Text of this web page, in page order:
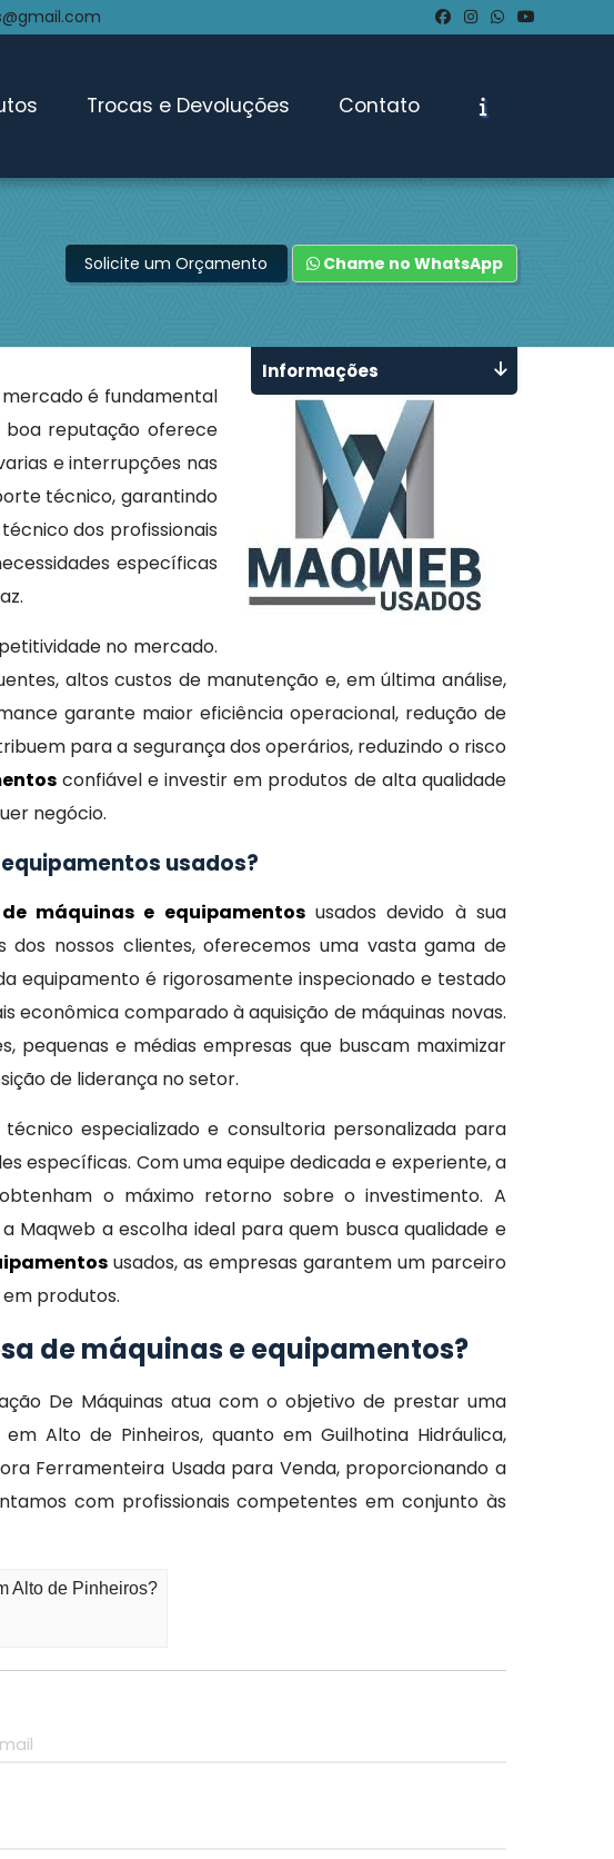
Trocas e Devoluções Contato
Solicite um Orçamento Chame no WhatsApp
é fundamental
boa reputação oferece
e interrupções nas
técnico, garantindo
dos profissionais
específicas
no mercado.
altos custos de manutenção e, em última análise,
garante maior eficiência operacional, redução de
para a segurança dos operários, reduzindo o risco
confiável e investir em produtos de alta qualidade
negócio.
usados?
máquinas e equipamentosusados devido à sua
nossos clientes, oferecemos uma vasta gama de
equipamento é rigorosamente inspecionado e testado
comparado à aquisição de máquinas novas.
pequenas e médias empresas que buscam maximizar
de liderança no setor.
especializado e consultoria personalizada para
específicas. Com uma equipe dedicada e experiente, a
o máximo retorno sobre o investimento. A
a escolha ideal para quem busca qualidade e
usados, as empresas garantem um parceiro
produtos.
de máquinas e equipamentos?
De Máquinas atua com o objetivo de prestar uma
Alto de Pinheiros, quanto em Guilhotina Hidráulica,
Ferramenteira Usada para Venda, proporcionando a
com profissionais competentes em conjunto às
Alto de Pinheiros?
Informações